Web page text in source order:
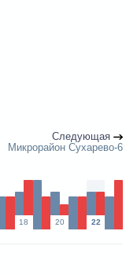
Следующая
Микрорайон Сухарево-6
18 20 22